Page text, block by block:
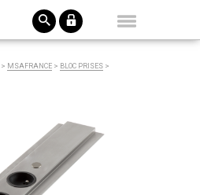
> MSAFRANCE > BLOC PRISES >